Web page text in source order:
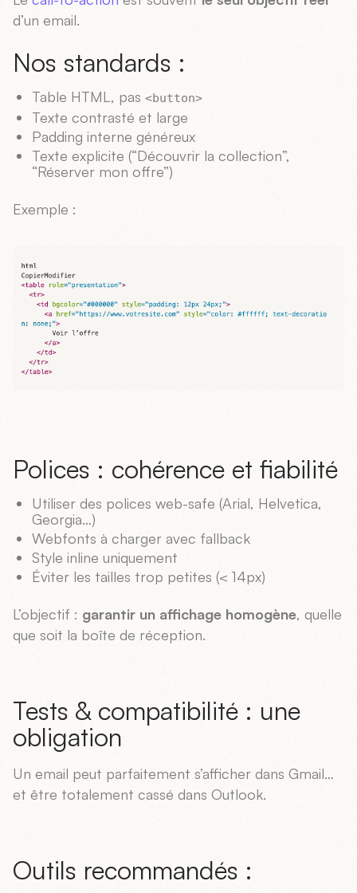
d’un email.
Nos standards :
Table HTML, pas <button>
Texte contrasté et large
Padding interne généreux
Texte explicite (“Découvrir la collection”,
“Réserver mon offre”)
Exemple :
Polices : cohérence et fiabilité
Utiliser des polices web-safe (Arial, Helvetica,
Georgia…)
Webfonts à charger avec fallback
Style inline uniquement
Éviter les tailles trop petites (< 14px)
L’objectif : garantir un affichage homogène, quelle
que soit la boîte de réception.
Tests & compatibilité : une
obligation
Un email peut parfaitement s’afficher dans Gmail…
et être totalement cassé dans Outlook.
Outils recommandés :